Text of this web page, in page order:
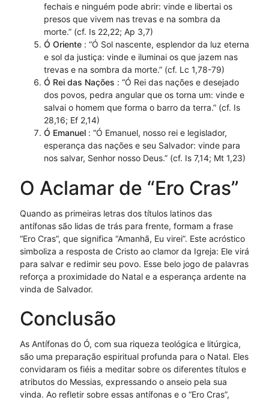
fechais e ninguém pode abrir: vinde e libertai os
presos que vivem nas trevas e na sombra da
morte.” (cf. Is 22,22; Ap 3,7)
Ó Oriente: “Ó Sol nascente, esplendor da luz eterna
e sol da justiça: vinde e iluminai os que jazem nas
trevas e na sombra da morte.” (cf. Lc 1,78-79)
Ó Rei das Nações : “Ó Rei das nações e desejado
dos povos, pedra angular que os torna um: vinde e
salvai o homem que forma o barro da terra.” (cf. Is
28,16; Ef 2,14)
Ó Emanuel: “Ó Emanuel, nosso rei e legislador,
esperança das nações e seu Salvador: vinde para
nos salvar, Senhor nosso Deus.” (cf. Is 7,14; Mt 1,23)
O Aclamar de “Ero Cras”
Quando as primeiras letras dos títulos latinos das
antífonas são lidas de trás para frente, formam a frase
“Ero Cras”, que significa “Amanhã, Eu virei”. Este acróstico
simboliza a resposta de Cristo ao clamor da Igreja: Ele virá
para salvar e redimir seu povo. Esse belo jogo de palavras
reforça a proximidade do Natal e a esperança ardente na
vinda de Salvador.
Conclusão
As Antífonas do Ó, com sua riqueza teológica e litúrgica,
são uma preparação espiritual profunda para o Natal. Eles
convidaram os fiéis a meditar sobre os diferentes títulos e
atributos do Messias, expressando o anseio pela sua
vinda. Ao refletir sobre essas antífonas e o “Ero Cras”,